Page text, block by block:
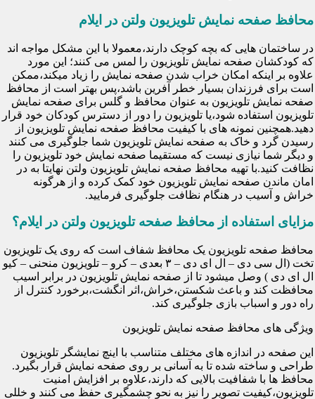
محافظ صفحه نمایش تلویزیون ولتن در ایلام
در ساختمان هایی که بچه کوچک دارند،معمولا با این مشکل مواجه اند
که کودکشان صفحه نمایش تلویزیون را لمس می کنند؛ این مورد
علاوه بر اینکه امکان خراب شدن صفحه نمایش را زیاد میکند،ممکن
است برای فرزندان بسیار خطر آفرین باشد،پس بهتر است از محافظ
صفحه نمایش تلویزیون به عنوان محافظ و گلس برای صفحه نمایش
تلویزیون استفاده شود،یا تلویزیون را دور از دسترس کودکان خود قرار
دهید.همچنین نمونه های با کیفیت محافظ صفحه نمایش تلویزیون از
رسیدن گرد و خاک به صفحه نمایش تلویزیون شما جلوگیری می کنند
و دیگر شما نیازی نیست که مستقیما صفحه نمایش خود تلویزیون را
نظافت کنید.با تهیه محافظ صفحه نمایش تلویزیون ولتن نهایتا به در
امان ماندن صفحه نمایش تلویزیون خود کمک کرده و از هرگونه
خراش و آسیب در هنگام نظافت جلوگیری فرمایید.
مزایای استفاده از محافظ صفحه تلویزیون ولتن در ایلام؟
محافظ صفحه تلویزیون یک محافظ شفاف است که روی یک تلویزیون
تخت (ال سی دی – ال ای دی – ۳ بعدی – کرو – تلویزیون منحنی – کیو
ال ای دی ) وصل میشود تا از صفحه نمایش تلویزیون در برابر اسیب
محافظت کند و باعث شکستن،خراش،اثر انگشت،برخورد کنترل از
راه دور و اسباب بازی جلوگیری کند.
ویژگی های محافظ صفحه نمایش تلویزیون
این صفحه در اندازه های مختلف متناسب با اینچ نمایشگر تلویزیون
طراحی و ساخته شده تا به آسانی بر روی صفحه نمایش قرار بگیرد.
محافظ ها با شفافیت بالایی که دارند،علاوه بر افزایش امنیت
تلویزیون،کیفیت تصویر را نیز به نحو چشمگیری حفظ می کنند و خللی